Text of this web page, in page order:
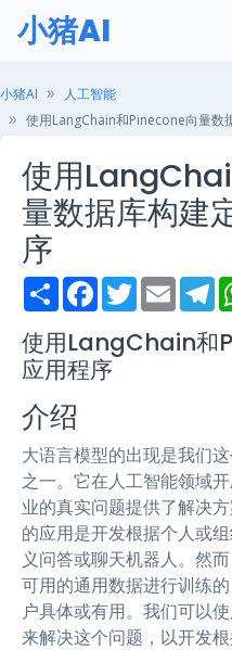
小猪AI
小猪AI
人工智能
使用LangChain和Pinecone向量数
使用
量数据库构建
序
S
h
r
e
F
a
e
b
o
T
w
t
t
E
m
i
l
T
e
e
g
使用LangChain和
应用程序
介绍
大语言模型的出现是我们
之一。它在人工智能领域
业的真实问题提供了解决
的应用是开发根据个人或
义问答或聊天机器人。然
可用的通用数据进行训练
户具体或有用。我们可以
来解决这个问题，以开发